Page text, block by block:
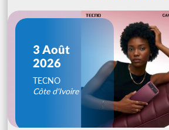
3 Août
2026
TECNO
Côte d'Ivoire